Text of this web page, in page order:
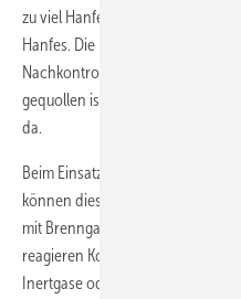
zu viel Hanfeinsatz hergestellt
Hanfes. Die Undichtheit wird
Nachkontrolle verschwunden, da
gequollen ist. Nach Trocknen der
da.
Beim Einsatz von Gas-
können diese immer erst dann
mit Brenngas befüllt und entlüftet
reagieren Kohlenwasserstoff-
Inertgase oder Luft. Klarer Vorteil